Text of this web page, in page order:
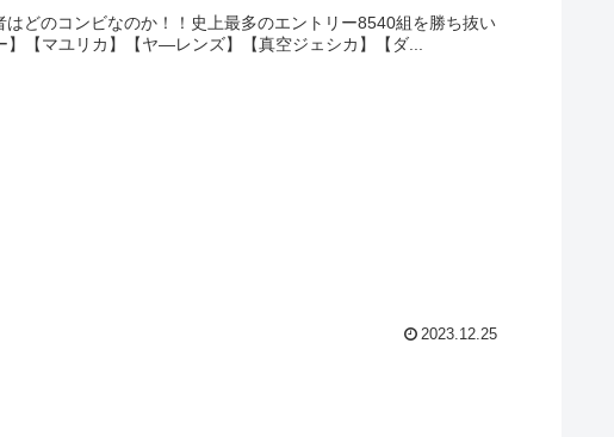
どのコンビなのか！！史上最多のエントリー8540組を勝ち抜い
【マユリカ】【ヤ―レンズ】【真空ジェシカ】【ダ...
2023.12.25